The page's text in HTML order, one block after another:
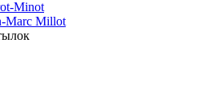
Minot
Marc Millot